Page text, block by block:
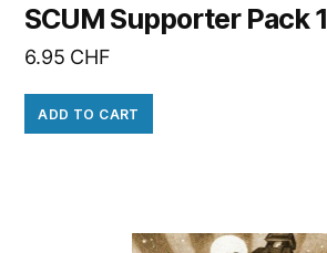
SCUM Supporter Pack 1
6.95 CHF
ADD TO CART